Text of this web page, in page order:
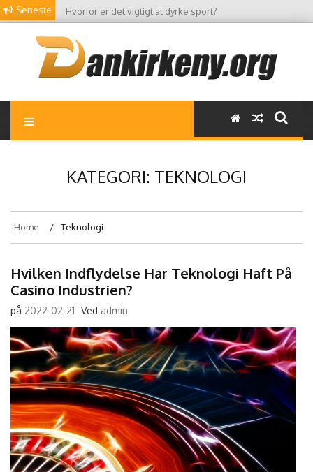
Skip
to
Seneste Hvorfor er det vigtigt at dyrke sport?
Dankirkeny.org
KATEGORI: TEKNOLOGI
Home Teknologi
Hvilken Indflydelse Har Teknologi Haft På
Casino Industrien?
på 2022-02-21 Ved admin